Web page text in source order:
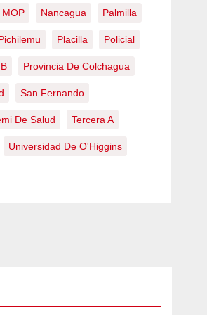
MOP Nancagua Palmilla
Placilla Policial
Provincia De Colchagua
San Fernando
De Salud Tercera A
Universidad De O'Higgins